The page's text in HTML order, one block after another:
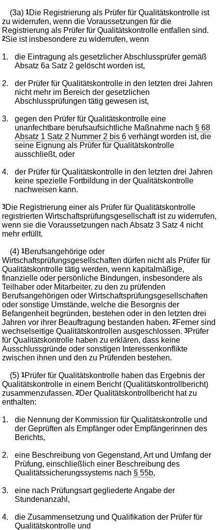
(3a)1Die Registrierung als Prüfer für Qualitätskontrolle ist
zu widerrufen, wenn die Voraussetzungen für die
Registrierung als Prüfer für Qualitätskontrolle entfallen sind.
2Sie ist insbesondere zu widerrufen, wenn
1.
die Eintragung als gesetzlicher Abschlussprüfer gemäß
Absatz 6a Satz 2 gelöscht worden ist,
2.
der Prüfer für Qualitätskontrolle in den letzten drei Jahren
nicht mehr im Bereich der gesetzlichen
Abschlussprüfungen tätig gewesen ist,
3.
gegen den Prüfer für Qualitätskontrolle eine
unanfechtbare berufsaufsichtliche Maßnahme nach § 68
Absatz 1 Satz 2 Nummer 2 bis 6 verhängt worden ist, die
seine Eignung als Prüfer für Qualitätskontrolle
ausschließt, oder
4.
der Prüfer für Qualitätskontrolle in den letzten drei Jahren
keine spezielle Fortbildung in der Qualitätskontrolle
nachweisen kann.
3Die Registrierung einer als Prüfer für Qualitätskontrolle
registrierten Wirtschaftsprüfungsgesellschaft ist zu widerrufen,
wenn sie die Voraussetzungen nach Absatz 3 Satz 4 nicht
mehr erfüllt.
(4)1Berufsangehörige oder
Wirtschaftsprüfungsgesellschaften dürfen nicht als Prüfer für
Qualitätskontrolle tätig werden, wenn kapitalmäßige,
finanzielle oder persönliche Bindungen, insbesondere als
Teilhaber oder Mitarbeiter, zu den zu prüfenden
Berufsangehörigen oder Wirtschaftsprüfungsgesellschaften
oder sonstige Umstände, welche die Besorgnis der
Befangenheit begründen, bestehen oder in den letzten drei
Jahren vor ihrer Beauftragung bestanden haben.2Ferner sind
wechselseitige Qualitätskontrollen ausgeschlossen.3Prüfer
für Qualitätskontrolle haben zu erklären, dass keine
Ausschlussgründe oder sonstigen Interessenkonflikte
zwischen ihnen und den zu Prüfenden bestehen.
(5)1Prüfer für Qualitätskontrolle haben das Ergebnis der
Qualitätskontrolle in einem Bericht (Qualitätskontrollbericht)
zusammenzufassen.2Der Qualitätskontrollbericht hat zu
enthalten:
1.
die Nennung der Kommission für Qualitätskontrolle und
der Geprüften als Empfänger oder Empfängerinnen des
Berichts,
2.
eine Beschreibung von Gegenstand, Art und Umfang der
Prüfung, einschließlich einer Beschreibung des
Qualitätssicherungssystems nach § 55b,
3.
eine nach Prüfungsart gegliederte Angabe der
Stundenanzahl,
4.
die Zusammensetzung und Qualifikation der Prüfer für
Qualitätskontrolle und